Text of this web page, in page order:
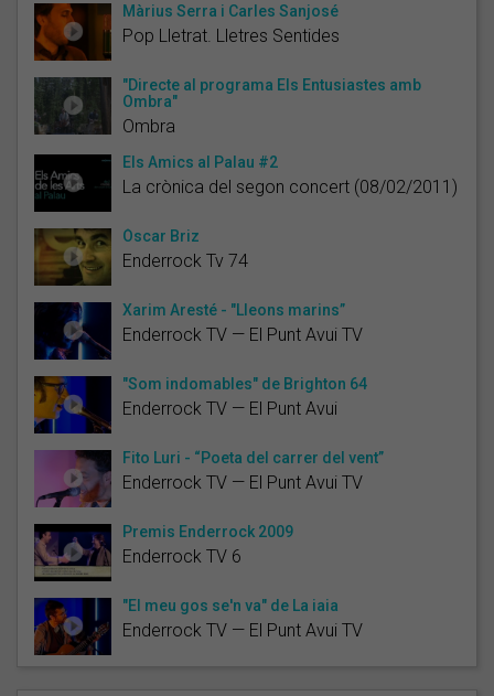
Màrius Serra i Carles Sanjosé
Pop Lletrat. Lletres Sentides
"Directe al programa Els Entusiastes amb
Ombra"
Ombra
Els Amics al Palau #2
La crònica del segon concert (08/02/2011)
Òscar Briz
Enderrock Tv 74
Xarim Aresté - "Lleons marins”
Enderrock TV — El Punt Avui TV
"Som indomables" de Brighton 64
Enderrock TV — El Punt Avui
Fito Luri - “Poeta del carrer del vent”
Enderrock TV — El Punt Avui TV
Premis Enderrock 2009
Enderrock TV 6
"El meu gos se'n va" de La iaia
Enderrock TV — El Punt Avui TV